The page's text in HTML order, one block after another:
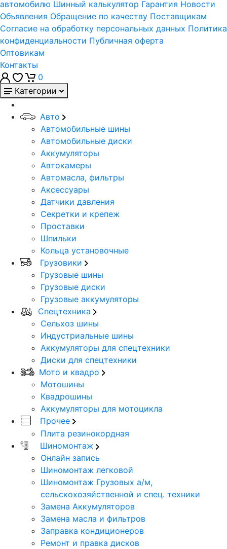
автомобилю Шинный калькулятор Гарантия Новости
Объявления Обращение по качеству Поставщикам
Согласие на обработку персональных данных Политика
конфиденциальности Публичная оферта
Оптовикам
Контакты
0
Категории
Авто
Автомобильные шины
Автомобильные диски
Аккумуляторы
Автокамеры
Автомасла, фильтры
Аксессуары
Датчики давления
Секретки и крепеж
Проставки
Шпильки
Кольца установочные
Грузовики
Грузовые шины
Грузовые диски
Грузовые аккумуляторы
Спецтехника
Сельхоз шины
Индустриальные шины
Аккумуляторы для спецтехники
Диски для спецтехники
Мото и квадро
Мотошины
Квадрошины
Аккумуляторы для мотоцикла
Прочее
Плита резинокордная
Шиномонтаж
Онлайн запись
Шиномонтаж легковой
Шиномонтаж Грузовых а/м,
сельскохозяйственной и спец. техники
Замена Аккумуляторов
Замена масла и фильтров
Заправка кондиционеров
Ремонт и правка дисков